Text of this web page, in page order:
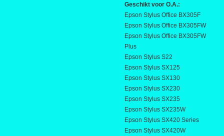
Geschikt voor O.A.:
Epson Stylus Office BX305F
Epson Stylus Office BX305FW
Epson Stylus Office BX305FW
Plus
Epson Stylus S22
Epson Stylus SX125
Epson Stylus SX130
Epson Stylus SX230
Epson Stylus SX235
Epson Stylus SX235W
Epson Stylus SX420 Series
Epson Stylus SX420W